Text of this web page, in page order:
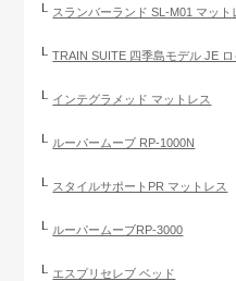
スランバーランド SL-M01 マット
TRAIN SUITE 四季島モデル JE
インテグラメッド マットレス
ルーパームーブ RP-1000N
スタイルサポートPR マットレス
ルーパームーブRP-3000
エスプリセレブ ベッド